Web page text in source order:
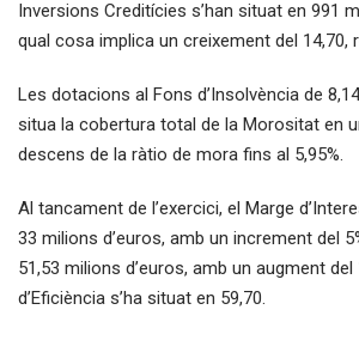
Inversions Creditícies s’han situat en 991
qual cosa implica un creixement del 14,70,
Les dotacions al Fons d’Insolvència de
situa la cobertura total de la Morositat en
descens de la ràtio de mora fins al 5,95%.
Al tancament de l’exercici, el Marge
33 milions d’euros, amb un increment del
51,53 milions d’euros, amb un augment del
d’Eficiència s’ha situat en 59,70.